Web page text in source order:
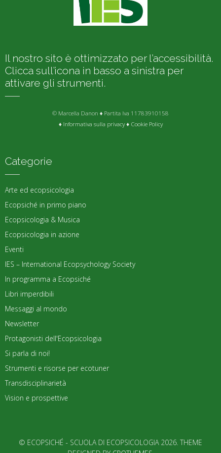
Il nostro sito è ottimizzato per l’accessibilità.
Clicca sull’icona in basso a sinistra per
attivare gli strumenti.
© Marcella Danon ♦ Partita Iva 11783910158
♦ Informativa sulla privacy♦ Cookie Policy
Categorie
Arte ed ecopsicologia
Ecopsiché in primo piano
Ecopsicologia & Musica
Ecopsicologia in azione
Eventi
IES – International Ecopsychology Society
In programma a Ecopsiché
Libri imperdibili
Messaggi al mondo
Newsletter
Protagonisti dell'Ecopsicologia
Si parla di noi!
Strumenti e risorse per ecotuner
Transdisciplinarietà
Vision e prospettive
© ECOPSICHÉ - SCUOLA DI ECOPSICOLOGIA 2026. THEME